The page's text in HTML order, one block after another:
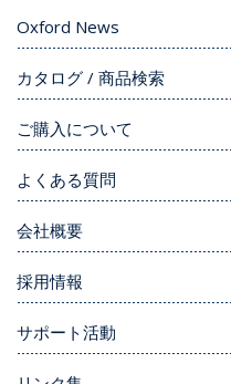
Oxford News
カタログ / 商品検索
ご購入について
よくある質問
会社概要
採用情報
サポート活動